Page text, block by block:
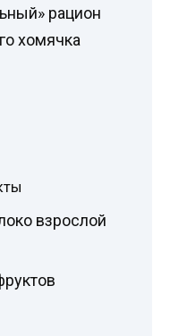
рацион
хомячка
взрослой